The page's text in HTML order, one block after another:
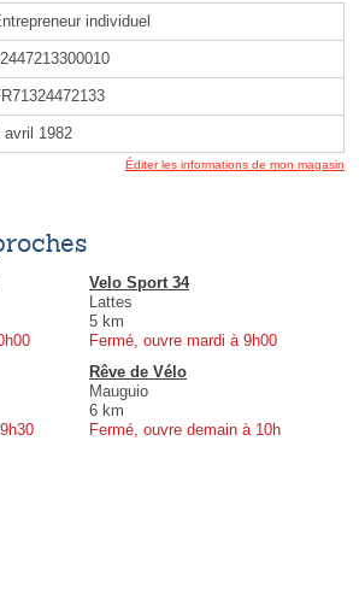
individuel
avril 1982
Éditer les informations de mon magasin
Velo Sport 34
Lattes
5 km
Fermé, ouvre mardi à 9h00
Rêve de Vélo
Mauguio
6 km
Fermé, ouvre demain à 10h